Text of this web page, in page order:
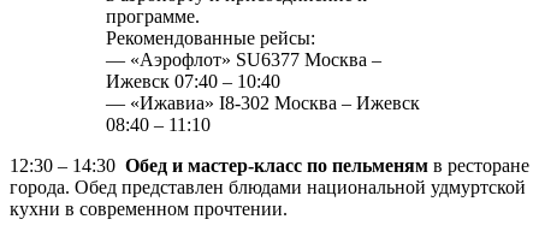
программе.
Рекомендованные рейсы:
— «Аэрофлот» SU6377 Москва –
Ижевск 07:40 – 10:40
— «Ижавиа» I8-302 Москва – Ижевск
08:40 – 11:10
12:30 – 14:30 Обед и мастер-класс по пельменям в ресторане
города. Обед представлен блюдами национальной удмуртской
кухни в современном прочтении.